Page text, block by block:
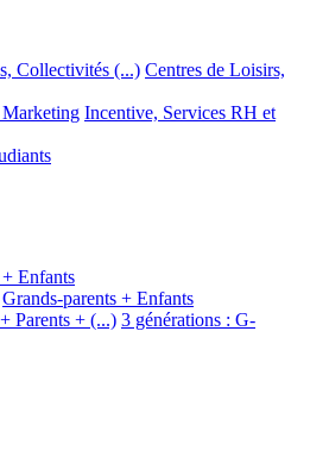
Collectivités (...) Centres de Loisirs,
Incentive, Services RH et
+ Enfants
Grands-parents + Enfants
Parents + (...) 3 générations : G-